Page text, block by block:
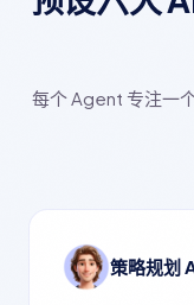
每个 Agent 专注一
策略规划